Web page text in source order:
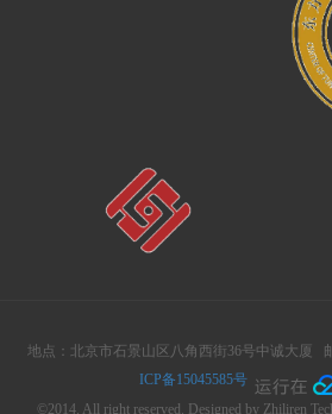
地点：北京市石景山区八角西街36号中诚大厦
ICP备15045585号
©2014. All right reserved. Designed by Zhiliren